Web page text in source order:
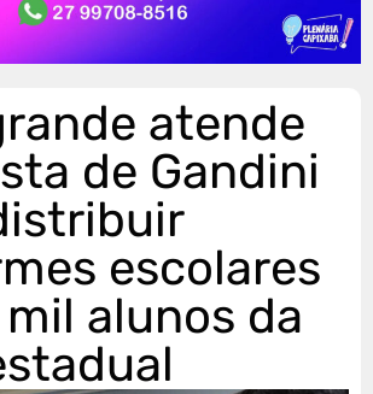
atende
de Gandini
escolares
alunos da